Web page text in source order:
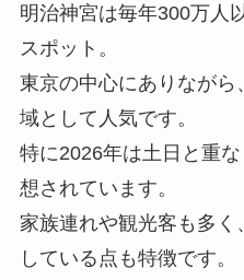
明治神宮は毎年300万人
スポット。
東京の中心にありなが
域として人気です。
特に2026年は土日と重
想されています。
家族連れや観光客も多
している点も特徴です。